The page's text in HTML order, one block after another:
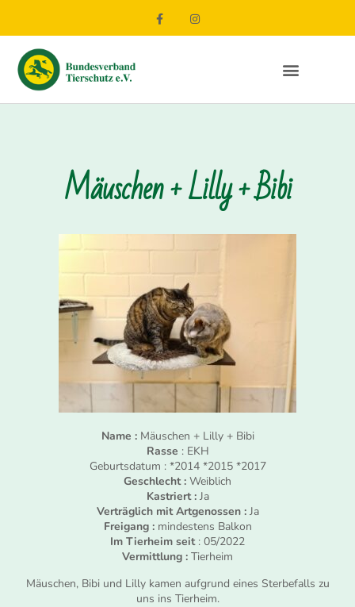
Mäuschen + Lilly + Bibi
Name :Mäuschen + Lilly + Bibi
Rasse : EKH
Geburtsdatum : *2014 *2015 *2017
Geschlecht : Weiblich
Kastriert : Ja
Verträglich mit Artgenossen : Ja
Freigang : mindestens Balkon
Im Tierheim seit: 05/2022
Vermittlung : Tierheim
Mäuschen, Bibi und Lilly kamen aufgrund eines Sterbefalls zu
uns ins Tierheim.